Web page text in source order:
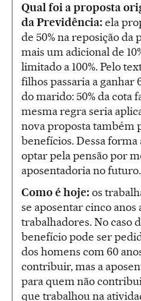
Qual foi a proposta
da Previdência: ela
de 50% na reposição da
mais um adicional de
limitado a 100%. Pelo
filhos passaria a ganhar
do marido: 50% da cota
mesma regra seria
nova proposta também
benefícios. Dessa forma
optar pela pensão por
aposentadoria no futuro.
Como é hoje: os
se aposentar cinco anos
trabalhadores. No caso
benefício pode ser
dos homens com 60
contribuir, mas a
para quem não
que trabalhou na